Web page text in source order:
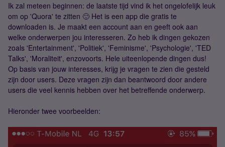
Ik zal meteen beginnen: de laatste tijd vind ik het ongelofelijk leuk
om op 'Quora' te zitten 🙂 Het is een app die gratis te
downloaden is. Je maakt een account aan en geeft ook aan
welke onderwerpen jou interesseren. Zo heb ik dingen gekozen
zoals 'Entertainment', 'Politiek', 'Feminisme', 'Psychologie', 'TED
Talks', 'Moraliteit', enzovoorts. Hele uiteenlopende dingen dus!
Op basis van jouw interesses, krijg je vragen te zien die gesteld
zijn door users. Deze vragen zijn dan beantwoord door andere
users die veel kennis hebben over het betreffende onderwerp.
Hieronder twee voorbeelden: